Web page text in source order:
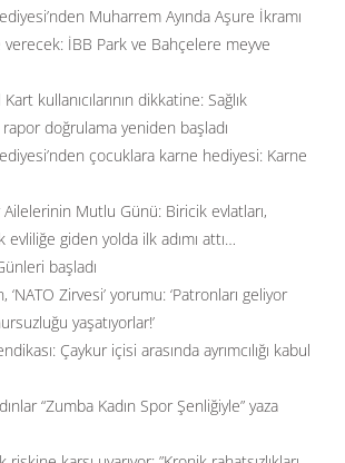
Muharrem Ayında Aşure İkramı
İBB Park ve Bahçelere meyve
kullanıcılarının dikkatine: Sağlık
rapor doğrulama yeniden başladı
çocuklara karne hediyesi: Karne
Mutlu Günü: Biricik evlatları,
evliliğe giden yolda ilk adımı attı…
başladı
‘NATO Zirvesi’ yorumu: ‘Patronları geliyor
yaşatıyorlar!’
Çaykur içisi arasında ayrımcılığı kabul
“Zumba Kadın Spor Şenliğiyle” yaza